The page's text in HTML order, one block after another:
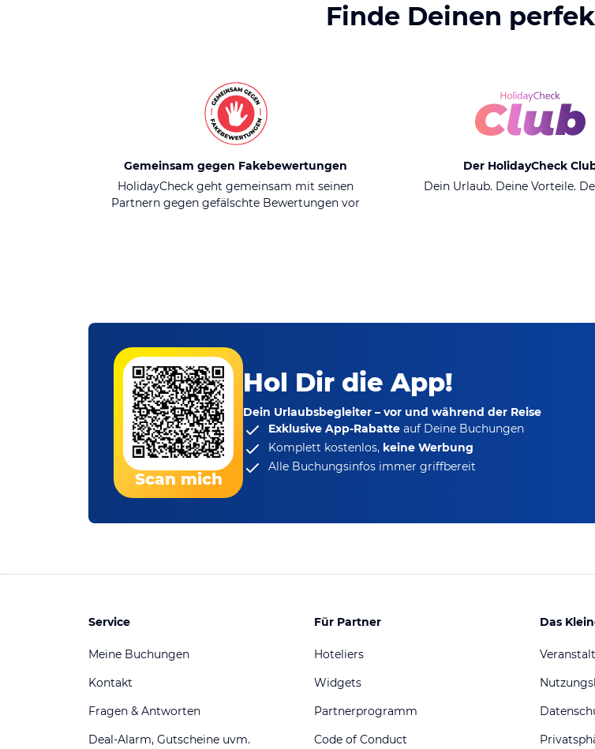
Finde Deinen
Gemeinsam gegen Fakebewertungen
HolidayCheck geht gemeinsam mit seinen
Partnern gegen gefälschte Bewertungen vor
Der HolidayCheck
Dein Urlaub. Deine Vorteile.
Scan mich
Hol Dir die App!
Dein Urlaubsbegleiter – vor und während der Reise
Exklusive App-Rabatte auf Deine Buchungen
Komplett kostenlos, keine Werbung
Alle Buchungsinfos immer griffbereit
Service
Meine Buchungen
Kontakt
Fragen & Antworten
Deal-Alarm, Gutscheine uvm.
Für Partner
Hoteliers
Widgets
Partnerprogramm
Code of Conduct
Das